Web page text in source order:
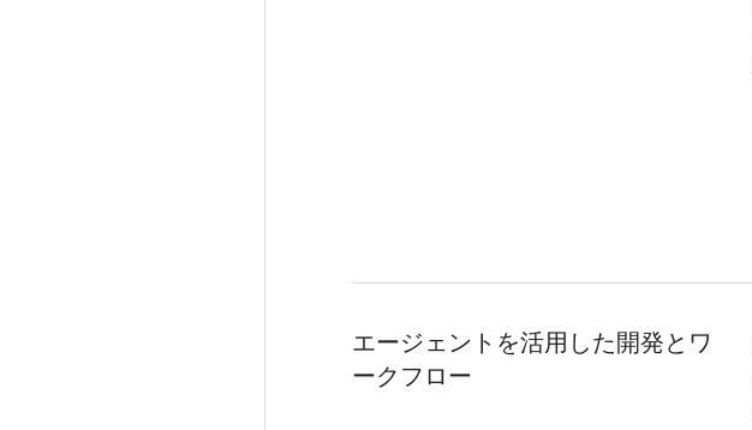
エージェントを活用した開発とワ
ークフロー